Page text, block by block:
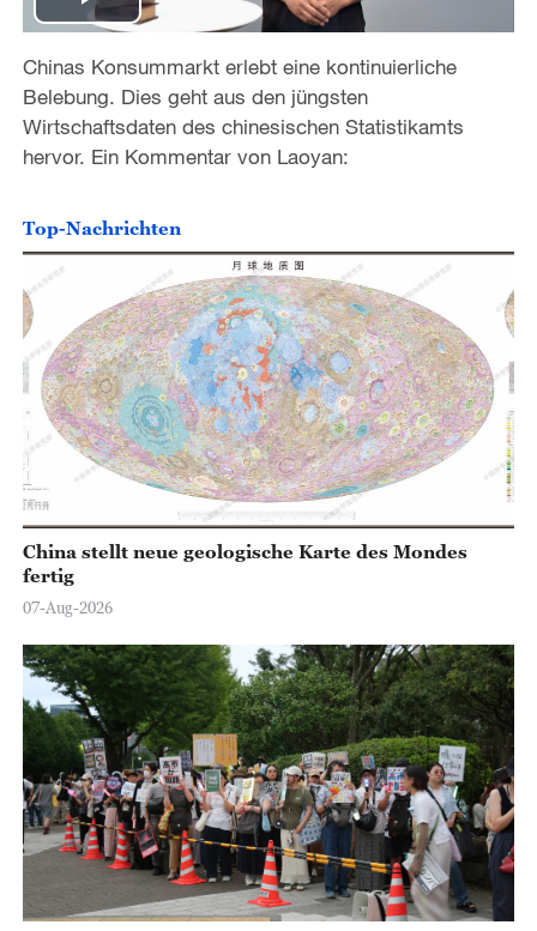
P
l
a
V
d
e
o
Chinas Konsummarkt erlebt eine kontinuierliche
Belebung. Dies geht aus den jüngsten
Wirtschaftsdaten des chinesischen Statistikamts
hervor. Ein Kommentar von Laoyan:
Top-Nachrichten
China stellt neue geologische Karte des Mondes
fertig
07-Aug-2026